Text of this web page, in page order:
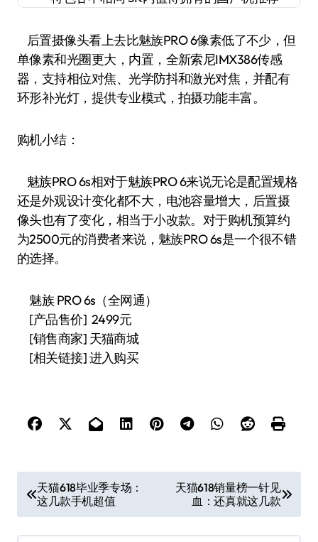
后置摄像头看上去比魅族PRO 6像素低了不少，但
单像素和光圈更大，内置，全新索尼IMX386传感
器，支持相位对焦、光学防抖和激光对焦，并配有
环形补光灯，提供专业模式，拍摄功能丰富。
购机小结：
魅族PRO 6s相对于魅族PRO 6来说无论是配置规格
还是外观设计变化都不大，电池容量增大，后置摄
像头也有了变化，相当于小改款。对于购机预算约
为2500元的消费者来说，魅族PRO 6s是一个很不错
的选择。
魅族 PRO 6s（全网通）
[产品售价] 2499元
[销售商家] 天猫商城
[相关链接]进入购买
章
导
天猫618毕业季专场：
这几款手机超值
天猫618销量榜一针见
血：还真就这几款